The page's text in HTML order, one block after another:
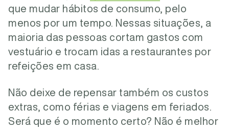
que mudar hábitos de consumo, pelo
menos por um tempo. Nessas situações, a
maioria das pessoas cortam gastos com
vestuário e trocam idas a restaurantes por
refeições em casa.
Não deixe de repensar também os custos
extras, como férias e viagens em feriados.
Será que é o momento certo? Não é melhor